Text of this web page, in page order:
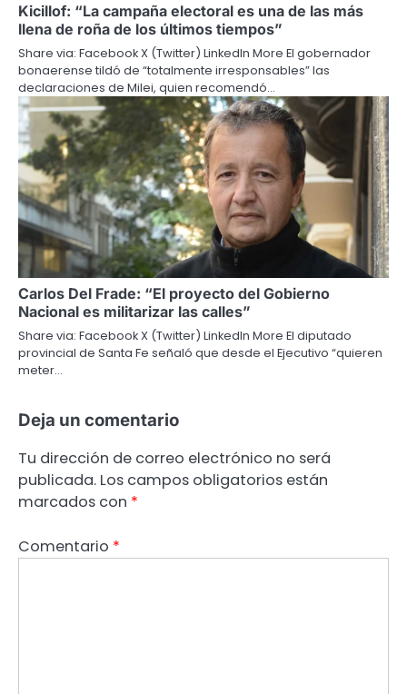
Kicillof: “La campaña electoral es una de las más
llena de roña de los últimos tiempos”
Share via: Facebook X (Twitter) LinkedIn More El gobernador
bonaerense tildó de “totalmente irresponsables” las
declaraciones de Milei, quien recomendó…
Carlos Del Frade: “El proyecto del Gobierno
Nacional es militarizar las calles”
Share via: Facebook X (Twitter) LinkedIn More El diputado
provincial de Santa Fe señaló que desde el Ejecutivo “quieren
meter…
Deja un comentario
Tu dirección de correo electrónico no será
publicada. Los campos obligatorios están
marcados con *
Comentario *